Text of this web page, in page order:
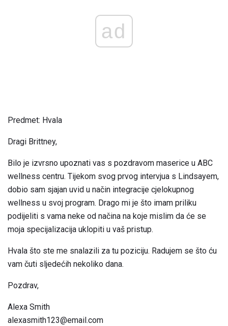
ad
Predmet: Hvala
Dragi Brittney,
Bilo je izvrsno upoznati vas s pozdravom maserice u ABC
wellness centru. Tijekom svog prvog intervjua s Lindsayem,
dobio sam sjajan uvid u način integracije cjelokupnog
wellness u svoj program. Drago mi je što imam priliku
podijeliti s vama neke od načina na koje mislim da će se
moja specijalizacija uklopiti u vaš pristup.
Hvala što ste me snalazili za tu poziciju. Radujem se što ću
vam čuti sljedećih nekoliko dana.
Pozdrav,
Alexa Smith
alexasmith123@email.com